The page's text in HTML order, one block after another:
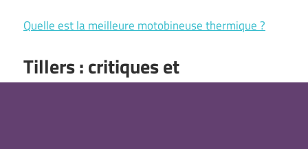
Quelle est la meilleure motobineuse thermique ?
Tillers : critiques et